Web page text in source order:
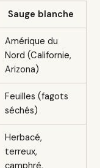
Sauge blanche
Amérique du
Nord (Californie,
Arizona)
Feuilles (fagots
séchés)
Herbacé,
terreux,